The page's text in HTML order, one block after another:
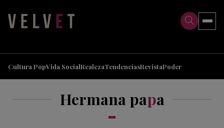
Cultura PopVida SocialRealezaTendenciasRevistaPoder
Hermana papa